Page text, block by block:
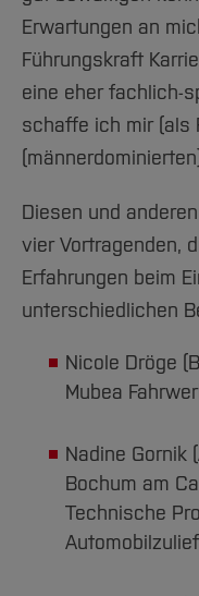
Arbeiten im FB
Forschung und
International
Team
Service
Studiengänge
Aktuelles
Studium
Fachgruppen
Forschung
International
Service
Amtliche
Notfall-Infos
BO Shop
Gleichstellung
Vertretungen
Wahlen
International
Medienzentrum
qed-Stiftung
Zentrale
Erwartungen an
Führungskraft
eine eher fachlich-
schaffe ich mir (als
Diesen und
vier Vortragenden,
Erfahrungen beim
unterschiedlichen
Nicole Dröge
Mubea
Nadine Gornik
Bochum am
Technische